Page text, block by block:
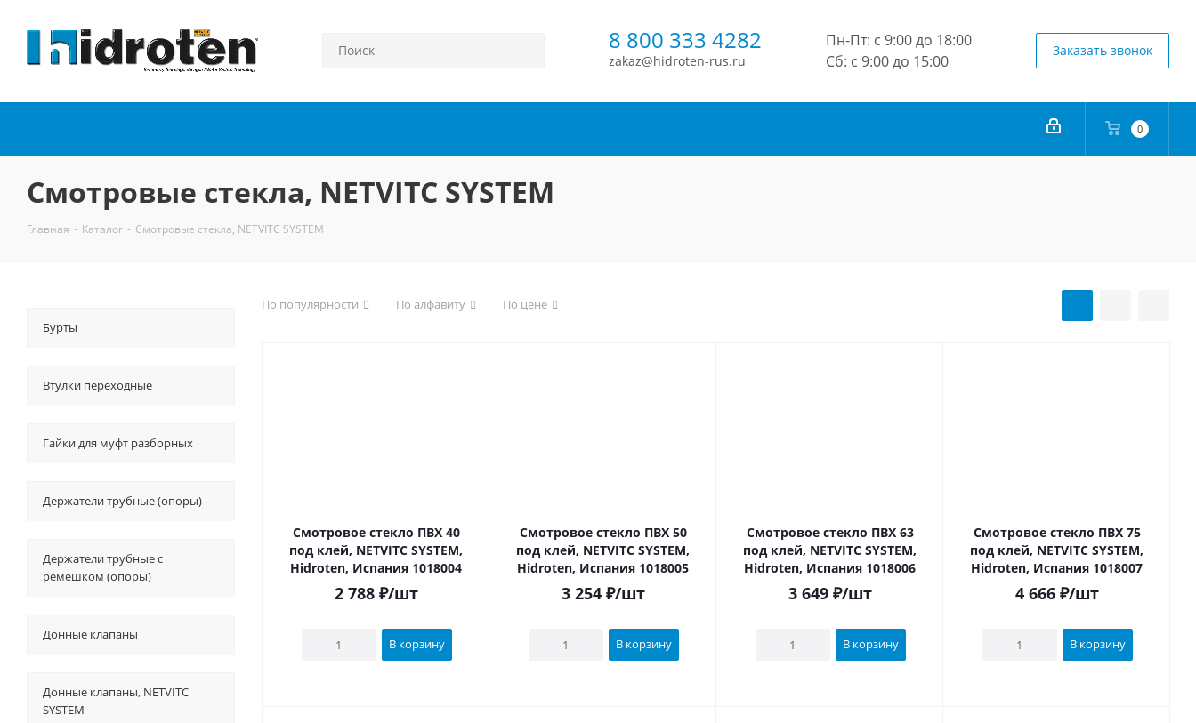
8 800 333 4282
zakaz@hidroten-rus.ru
Пн-Пт: с 9:00 до 18:00
Сб: с 9:00 до 15:00
Заказать звонок
0
Смотровые стекла, NETVITC SYSTEM
Главная - Каталог - Смотровые стекла, NETVITC SYSTEM
По популярности По алфавиту По цене
Смотровое стекло ПВХ 40
под клей, NETVITC SYSTEM,
Hidroten, Испания 1018004
2 788₽/шт
В корзину
Смотровое стекло ПВХ 50
под клей, NETVITC SYSTEM,
Hidroten, Испания 1018005
3 254₽/шт
В корзину
Смотровое стекло ПВХ 63
под клей, NETVITC SYSTEM,
Hidroten, Испания 1018006
3 649₽/шт
В корзину
Смотровое стекло ПВХ 75
под клей, NETVITC SYSTEM,
Hidroten, Испания 1018007
4 666₽/шт
В корзину
Бурты
Втулки переходные
Гайки для муфт разборных
Держатели трубные (опоры)
Держатели трубные с
ремешком (опоры)
Донные клапаны
Донные клапаны, NETVITC
SYSTEM